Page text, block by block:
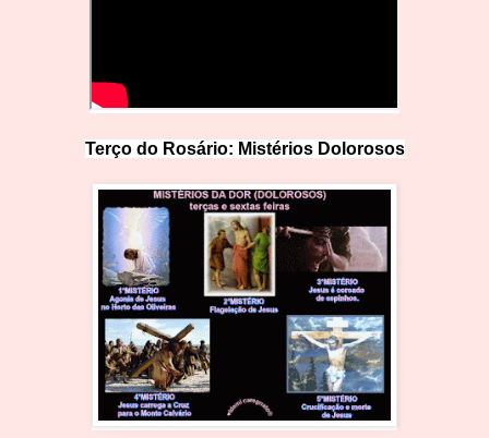
Terço do Rosário: Mistérios Dolorosos